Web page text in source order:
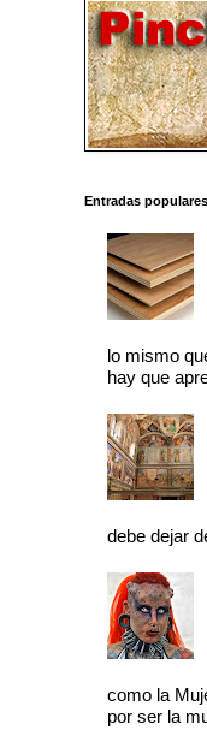
Entradas populares
lo mismo
hay que
debe dejar
como la
por ser la